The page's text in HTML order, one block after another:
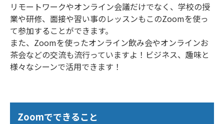
リモートワークやオンライン会議だけでなく、学校の授
業や研修、面接や習い事のレッスンもこのZoomを使っ
て参加することができます。
また、Zoomを使ったオンライン飲み会やオンラインお
茶会などの交流も流行っていますよ！ビジネス、趣味と
様々なシーンで活用できます！
Zoomでできること